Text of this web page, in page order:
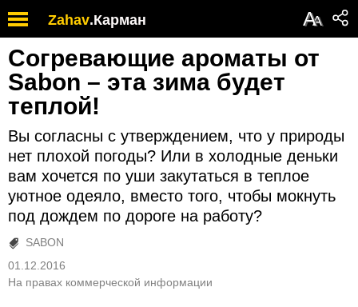
Zahav.Карман АА
Согревающие ароматы от
Sabon – эта зима будет
теплой!
Вы согласны с утверждением, что у природы
нет плохой погоды? Или в холодные деньки
вам хочется по уши закутаться в теплое
уютное одеяло, вместо того, чтобы мокнуть
под дождем по дороге на работу?
SABON
01.12.2016
На правах коммерческой информации